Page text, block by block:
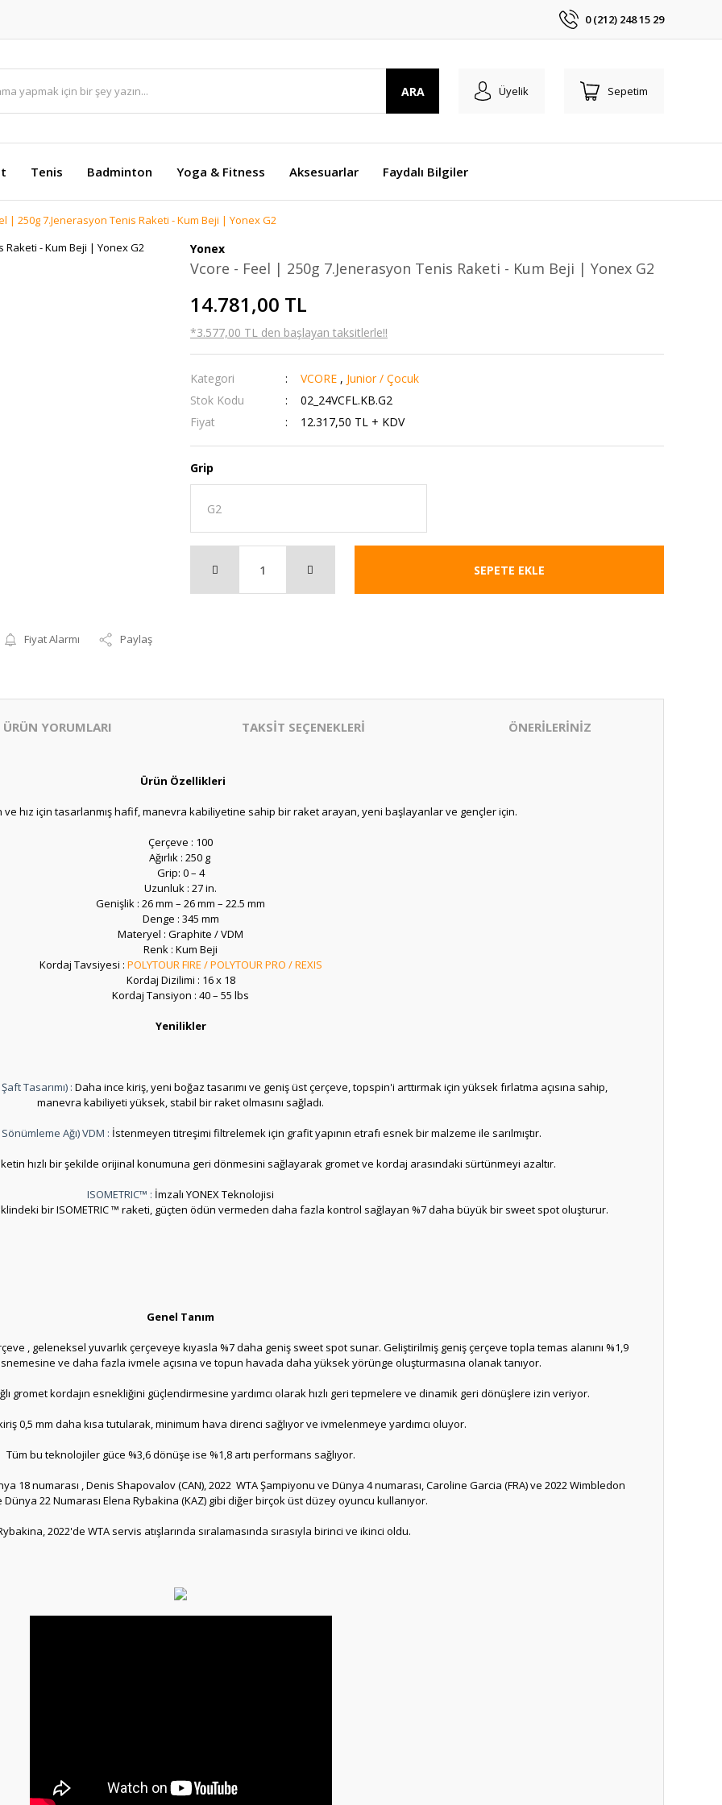
0 (212) 248 15 29
ARA Üyelik Sepetim
Tenis Badminton Yoga & Fitness Aksesuarlar Faydalı Bilgiler
| 250g 7.Jenerasyon Tenis Raketi - Kum Beji | Yonex G2
Fiyat Alarmı Paylaş
Yonex
Vcore - Feel | 250g 7.Jenerasyon Tenis Raketi - Kum Beji | Yonex G2
14.781,00 TL
*3.577,00 TL den başlayan taksitlerle!!
Kategori VCORE , Junior / Çocuk
Stok Kodu
02_24VCFL.KB.G2
Fiyat
12.317,50 TL + KDV
Grip
SEPETE EKLE
ÜRÜN YORUMLARI TAKSİT SEÇENEKLERİ ÖNERİLERİNİZ
Ürün Özellikleri
ve hız için tasarlanmış hafif, manevra kabiliyetine sahip bir raket arayan, yeni başlayanlar ve gençler için.
Çerçeve : 100
Ağırlık : 250 g
Grip: 0 – 4
Uzunluk : 27 in.
Genişlik : 26 mm – 26 mm – 22.5 mm
Denge : 345 mm
Materyel : Graphite / VDM
Renk : Kum Beji
Kordaj Tavsiyesi : POLYTOUR FIRE /POLYTOUR PRO /REXIS
Kordaj Dizilimi : 16 x 18
Kordaj Tansiyon : 40 – 55 lbs
Yenilikler
Tasarımı) : Daha ince kiriş, yeni boğaz tasarımı ve geniş üst çerçeve, topspin'i arttırmak için yüksek fırlatma açısına sahip,
manevra kabiliyeti yüksek, stabil bir raket olmasını sağladı.
Ağı) VDM : İstenmeyen titreşimi filtrelemek için grafit yapının etrafı esnek bir malzeme ile sarılmıştır.
hızlı bir şekilde orijinal konumuna geri dönmesini sağlayarak gromet ve kordaj arasındaki sürtünmeyi azaltır.
ISOMETRIC™ : İmzalı YONEX Teknolojisi
bir ISOMETRIC ™ raketi, güçten ödün vermeden daha fazla kontrol sağlayan %7 daha büyük bir sweet spot oluşturur.
Genel Tanım
, geleneksel yuvarlık çerçeveye kıyasla %7 daha geniş sweet spot sunar. Geliştirilmiş geniş çerçeve topla temas alanını %1,9
ve daha fazla ivmele açısına ve topun havada daha yüksek yörünge oluşturmasına olanak tanıyor.
gromet kordajın esnekliğini güçlendirmesine yardımcı olarak hızlı geri tepmelere ve dinamik geri dönüşlere izin veriyor.
0,5 mm daha kısa tutularak, minimum hava direnci sağlıyor ve ivmelenmeye yardımcı oluyor.
Tüm bu teknolojiler güce %3,6 dönüşe ise %1,8 artı performans sağlıyor.
18 numarası , Denis Shapovalov (CAN), 2022 WTA Şampiyonu ve Dünya 4 numarası, Caroline Garcia (FRA) ve 2022 Wimbledon
22 Numarası Elena Rybakina (KAZ) gibi diğer birçok üst düzey oyuncu kullanıyor.
2022'de WTA servis atışlarında sıralamasında sırasıyla birinci ve ikinci oldu.